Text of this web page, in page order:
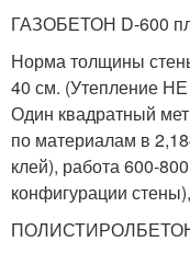
ГАЗОБЕТОН D-600
Норма толщины
40 см. (Утепление НЕ
Один квадратный
по материалам в
клей), работа 600-
конфигурации
ПОЛИСТИРОЛБЕТОН